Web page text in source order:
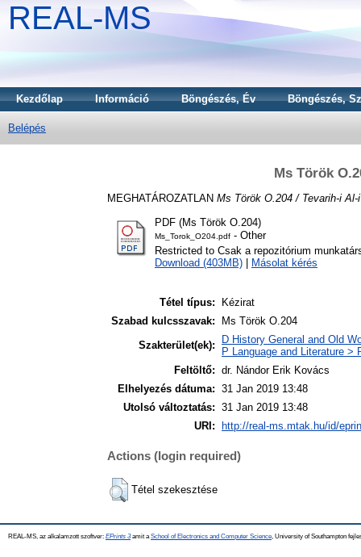
REAL-MS
Kezdőlap Információ Böngészés, Év Böngészés,
Belépés
Ms Török
MEGHATÁROZATLAN Ms Török O.204 / Tevarih-i Al-
PDF (Ms Török O.204)
Ms_Torok_O204.pdf - Other
Restricted to Csak a repozitórium
Download (403MB)
Másolat kérés
Tétel típus:
Kézirat
Szabad kulcsszavak:
Ms Török O.204
Szakterület(ek):
D History General and Old
P Language and Literature >
Feltöltő: dr. Nándor Erik Kovács
Elhelyezés dátuma: 31 Jan 2019 13:48
Utolsó változtatás: 31 Jan 2019 13:48
URI:
http://real-ms.mtak.hu/id/
Actions (login required)
Tétel szekesztése
REAL-MS, az alkalamzott szoftver: EPrints 3amit a School of Electronics and Computer Science , University of Southampton